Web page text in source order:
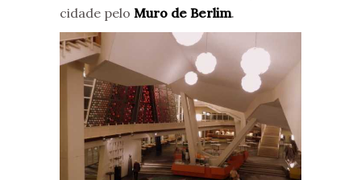
cidade pelo Muro de Berlim.